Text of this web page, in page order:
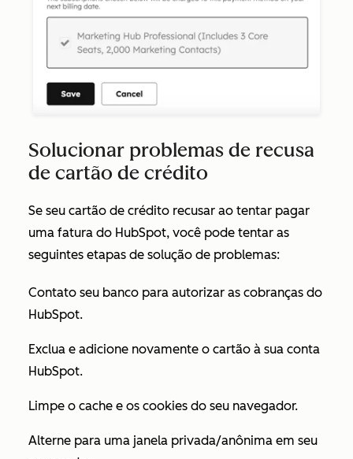
Solucionar problemas de recusa
de cartão de crédito
Se seu cartão de crédito recusar ao tentar pagar
uma fatura do HubSpot, você pode tentar as
seguintes etapas de solução de problemas:
Contato seu banco para autorizar as cobranças do
HubSpot.
Exclua e adicione novamente o cartão à sua conta
HubSpot.
Limpe o cache e os cookies do seu navegador.
Alterne para uma janela privada/anônima em seu